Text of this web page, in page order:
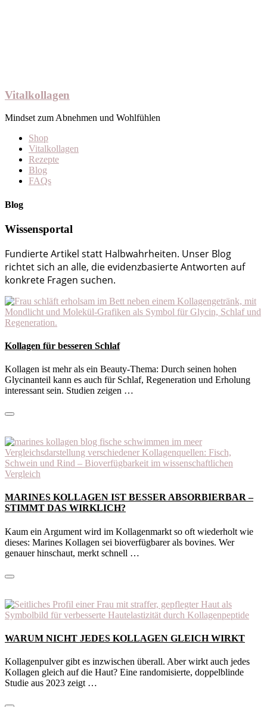
Vitalkollagen
Mindset zum Abnehmen und Wohlfühlen
Shop
Vitalkollagen
Rezepte
Blog
FAQs
Blog
Wissensportal
Fundierte Artikel statt Halbwahrheiten. Unser Blog
richtet sich an alle, die evidenzbasierte Antworten auf
konkrete Fragen suchen.
Kollagen für besseren Schlaf
Kollagen ist mehr als ein Beauty-Thema: Durch seinen hohen
Glycinanteil kann es auch für Schlaf, Regeneration und Erholung
interessant sein. Studien zeigen …
MARINES KOLLAGEN IST BESSER ABSORBIERBAR –
STIMMT DAS WIRKLICH?
Kaum ein Argument wird im Kollagenmarkt so oft wiederholt wie
dieses: Marines Kollagen sei bioverfügbarer als bovines. Wer
genauer hinschaut, merkt schnell …
WARUM NICHT JEDES KOLLAGEN GLEICH WIRKT
Kollagenpulver gibt es inzwischen überall. Aber wirkt auch jedes
Kollagen gleich auf die Haut? Eine randomisierte, doppelblinde
Studie aus 2023 zeigt …